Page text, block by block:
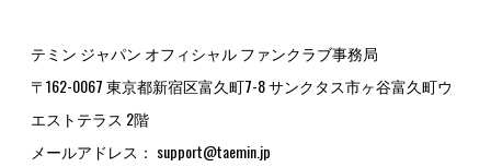
テミン ジャパン オフィシャル ファンクラブ事務局
〒162-0067 東京都新宿区富久町7-8 サンクタス市ヶ谷富久町ウ
エストテラス 2階
メールアドレス： support@taemin.jp